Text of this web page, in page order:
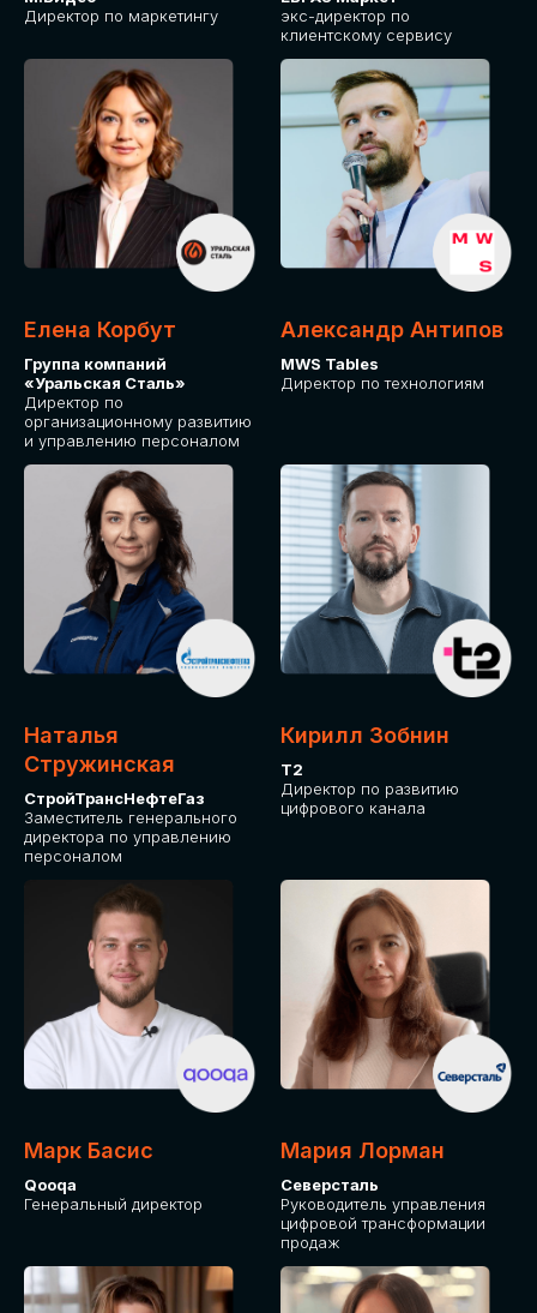
Директор по маркетингу
экс-директор по
клиентскому сервису
Елена Корбут
Группа компаний
«Уральская Сталь»
Директор по
организационному развитию
и управлению персоналом
Александр Антипов
MWS Tables
Директор по технологиям
Наталья
Стружинская
СтройТрансНефтеГаз
Заместитель генерального
директора по управлению
персоналом
Кирилл Зобнин
Т2
Директор по развитию
цифрового канала
Марк Басис
Qooqa
Генеральный директор
Мария Лорман
Северсталь
Руководитель управления
цифровой трансформации
продаж
Приглашаем стать спикером GLOBAL
TECH FORUM и поделиться своим
опытом и экспертизой. Будем рады
сотрудничеству!
СТАТЬ
СПИКЕРОМ
IT Solutions for Business
СРЕДИ ПАРТНЕРОВ
МЕРОПРИЯТИЯ